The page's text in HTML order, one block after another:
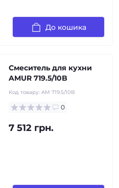
До кошика
Смеситель для кухни
AMUR 719.5/10B
Код товару: AM 719.5/10B
0
7 512 грн.